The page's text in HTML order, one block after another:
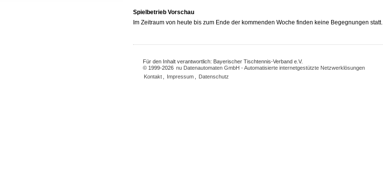
Spielbetrieb Vorschau
Im Zeitraum von heute bis zum Ende der kommenden Woche finden keine Begegnungen statt.
Für den Inhalt verantwortlich: Bayerischer Tischtennis-Verband e.V.
© 1999-2026 nu Datenautomaten GmbH - Automatisierte internetgestützte Netzwerklösungen
Kontakt
Impressum Datenschutz